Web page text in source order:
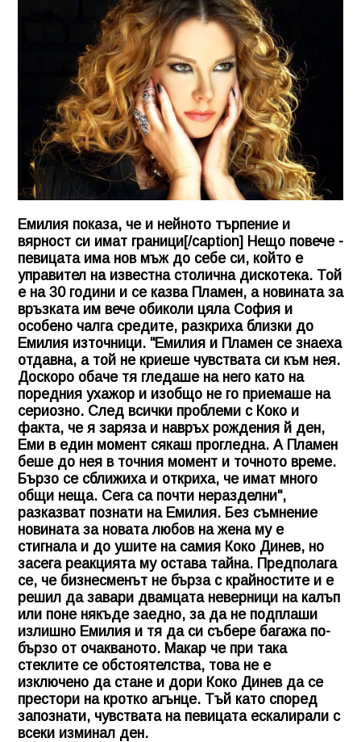
Емилия показа, че и нейното търпение и
вярност си имат граници[/caption] Нещо повече -
певицата има нов мъж до себе си, който е
управител на известна столична дискотека. Той
е на 30 години и се казва Пламен, а новината за
връзката им вече обиколи цяла София и
особено чалга средите, разкриха близки до
Емилия източници. "Емилия и Пламен се знаеха
отдавна, а той не криеше чувствата си към нея.
Доскоро обаче тя гледаше на него като на
поредния ухажор и изобщо не го приемаше на
сериозно. След всички проблеми с Коко и
факта, че я заряза и навръх рождения й ден,
Еми в един момент сякаш прогледна. А Пламен
беше до нея в точния момент и точното време.
Бързо се сближиха и откриха, че имат много
общи неща. Сега са почти неразделни",
разказват познати на Емилия. Без съмнение
новината за новата любов на жена му е
стигнала и до ушите на самия Коко Динев, но
засега реакцията му остава тайна. Предполага
се, че бизнесменът не бърза с крайностите и е
решил да завари двамцата неверници на калъп
или поне някъде заедно, за да не подплаши
излишно Емилия и тя да си събере багажа по-
бързо от очакваното. Макар че при така
стеклите се обстоятелства, това не е
изключено да стане и дори Коко Динев да се
престори на кротко агънце. Тъй като според
запознати, чувствата на певицата ескалирали с
всеки изминал ден.